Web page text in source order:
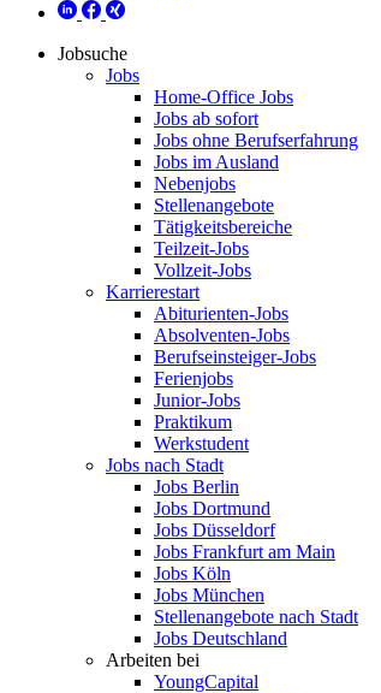
Jobsuche
Jobs
Home-Office Jobs
Jobs ab sofort
Jobs ohne Berufserfahrung
Jobs im Ausland
Nebenjobs
Stellenangebote
Tätigkeitsbereiche
Teilzeit-Jobs
Vollzeit-Jobs
Karrierestart
Abiturienten-Jobs
Absolventen-Jobs
Berufseinsteiger-Jobs
Ferienjobs
Junior-Jobs
Praktikum
Werkstudent
Jobs nach Stadt
Jobs Berlin
Jobs Dortmund
Jobs Düsseldorf
Jobs Frankfurt am Main
Jobs Köln
Jobs München
Stellenangebote nach Stadt
Jobs Deutschland
Arbeiten bei
YoungCapital